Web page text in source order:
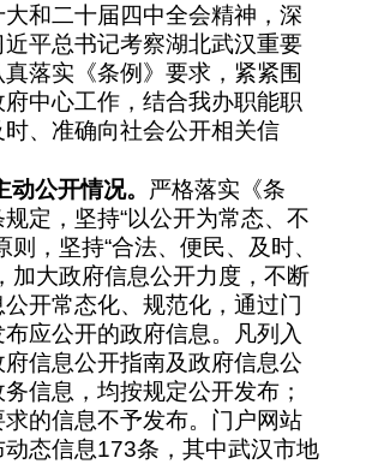
和二十届四中全会精神，深
近平总书记考察湖北武汉重要
落实《条例》要求，紧紧围
中心工作，结合我办职能职
时、准确向社会公开相关信
动公开情况。
严格落实《条
定，坚持“以公开为常态、不
则，坚持“合法、便民、及时、
加大政府信息公开力度，不断
开常态化、规范化，通过门
布应公开的政府信息。凡列入
信息公开指南及政府信息公
信息，均按规定公开发布；
的信息不予发布。 门户网站
态信息173条，其中武汉市地